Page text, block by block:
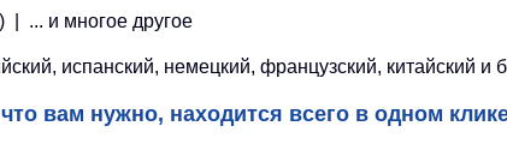
| ... и многое другое
испанский, немецкий, французский, китайский и
вам нужно, находится всего в одном